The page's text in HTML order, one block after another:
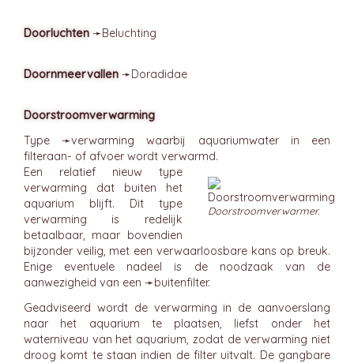
Doorluchten ➛Beluchting
Doornmeervallen ➛Doradidae
Doorstroomverwarming
Type ➛verwarming waarbij aquariumwater in een
filteraan- of afvoer wordt verwarmd.
Doorstroomverwarmer.
Een relatief nieuw type
verwarming dat buiten het
aquarium blijft. Dit type
verwarming is redelijk
betaalbaar, maar bovendien
bijzonder veilig, met een verwaarloosbare kans op breuk.
Enige eventuele nadeel is de noodzaak van de
aanwezigheid van een ➛buitenfilter.
Geadviseerd wordt de verwarming in de aanvoerslang
naar het aquarium te plaatsen, liefst onder het
waterniveau van het aquarium, zodat de verwarming niet
droog komt te staan indien de filter uitvalt. De gangbare